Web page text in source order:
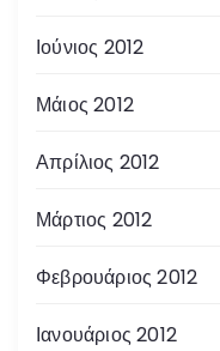
Ιούνιος 2012
Μάιος 2012
Απρίλιος 2012
Μάρτιος 2012
Φεβρουάριος 2012
Ιανουάριος 2012